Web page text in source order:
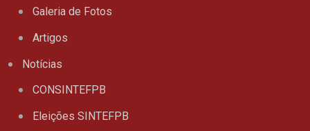
Galeria de Fotos
Artigos
Notícias
CONSINTEFPB
Eleições SINTEFPB